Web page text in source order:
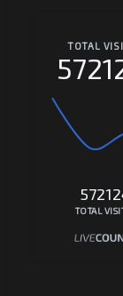
TOTAL
TOTAL